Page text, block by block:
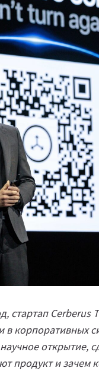
стартап Cerberus
в корпоративных
открытие,
продукт и